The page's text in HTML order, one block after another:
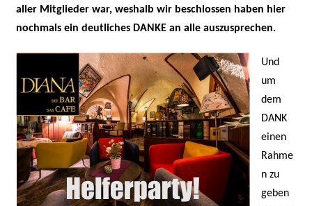
aller Mitglieder war, weshalb wir beschlossen haben hier
nochmals ein deutliches DANKE an alle auszusprechen.
Und
um
dem
DANK
einen
Rahme
n zu
geben